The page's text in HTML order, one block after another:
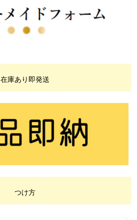
在庫あり即発送
つけ方